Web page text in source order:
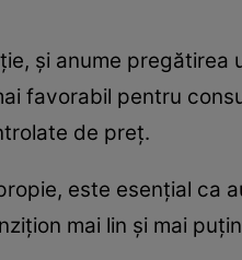
și anume pregătirea
favorabil pentru
de preț.
este esențial ca
mai lin și mai